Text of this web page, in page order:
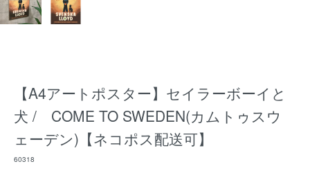
【A4アートポスター】セイラーボーイと
犬 / COME TO SWEDEN(カムトゥスウ
ェーデン)【ネコポス配送可】
60318